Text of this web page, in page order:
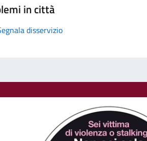
in città
disservizio